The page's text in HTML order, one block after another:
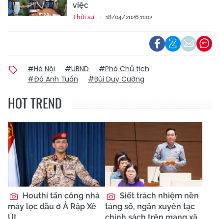
việc
Thời sự 18/04/2026 11:02
#Hà Nội #UBND
#Phó Chủ tịch
#Đỗ Anh Tuấn
#Bùi Duy Cường
HOT TREND
Houthi tấn công nhà
máy lọc dầu ở Ả Rập Xê
Siết trách nhiệm nền
tảng số, ngăn xuyên tạc